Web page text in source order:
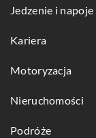
Jedzenie i napoje
Kariera
Motoryzacja
Nieruchomości
Podróże